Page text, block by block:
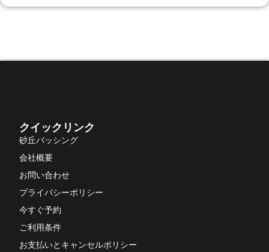
クイックリンク
砂丘バッシング
会社概要
お問い合わせ
プライバシーポリシー
今すぐ予約
ご利用条件
お支払いとキャンセルポリシー